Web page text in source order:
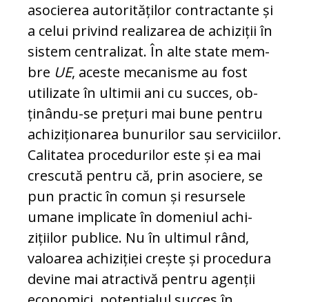
asocierea autorităților con­tractante și
a celui privind realizarea de achiziții în
sis­tem cen­tralizat. În alte sta­te mem­
bre UE, aceste me­canisme au fost
utilizate în ultimii ani cu succes, ob­
ținându-se prețuri mai bu­ne pentru
achiziționarea bu­­nurilor sau serviciilor.
Ca­litatea procedurilor este și ea mai
crescută pentru că, prin aso­ciere, se
pun prac­tic în comun și re­sur­sele
umane implicate în domeniul achi­
zițiilor publice. Nu în ultimul rând,
valoa­rea achi­ziției crește și procedura
devine mai atrac­tivă pentru agenții